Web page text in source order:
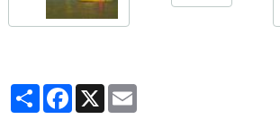
PartagerFacebook
X